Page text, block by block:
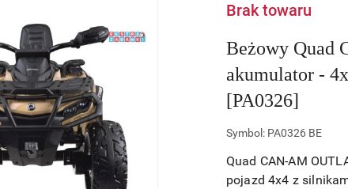
Brak towaru
Beżowy Quad
akumulator -
[PA0326]
Symbol: PA0326 BE
Quad CAN-AM
pojazd 4x4 z